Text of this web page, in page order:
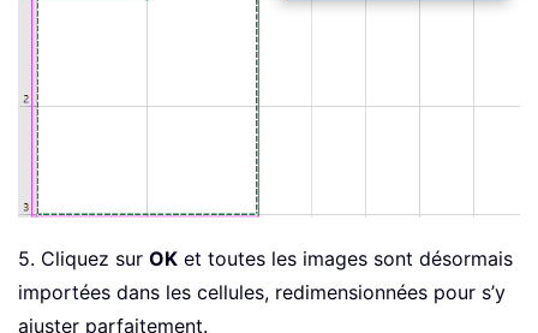
5. Cliquez sur OK et toutes les images sont désormais
importées dans les cellules, redimensionnées pour s’y
ajuster parfaitement.